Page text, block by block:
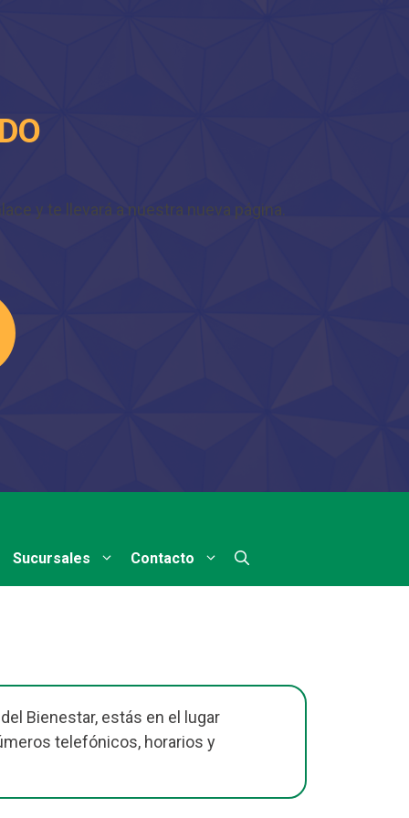
y te llevará a nuestra nueva página.
Sucursales Contacto
Bienestar, estás en el lugar
telefónicos, horarios y